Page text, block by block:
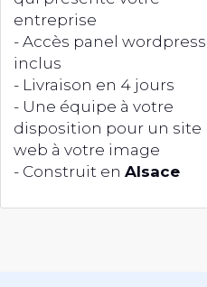
entreprise
- Accès panel wordpress
inclus
- Livraison en 4 jours
- Une équipe à votre
disposition pour un site
web à votre image
- Construit en Alsace